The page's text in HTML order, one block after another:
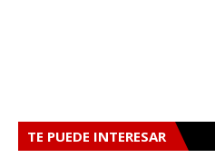
TE PUEDE INTERESAR